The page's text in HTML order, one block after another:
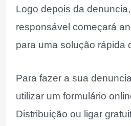
Logo depois da
responsável começará
para uma solução rápida
Para fazer a sua
utilizar um formulário
Distribuição ou ligar